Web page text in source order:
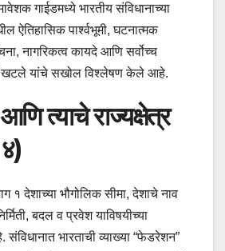
गाईडमध्ये भारतीय संविधानाच्या
ऐतिहासिक पार्श्वभूमी, घटनात्मक
नागरिकत्व कायदे आणि सर्वोच्च
खटले यांचे सखोल विश्लेषण केले आहे.
त्याचे राज्यक्षेत्र
१ देशाच्या भौगोलिक सीमा, देशाचे नाव
बदल व प्रवेश याविषयीच्या
भारताची व्याख्या “फेडरेशन”